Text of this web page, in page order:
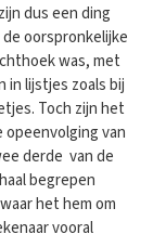
zijn dus een ding
oorspronkelijke
was, met
lijstjes zoals bij
Toch zijn het
van
derde van de
begrepen
het hem om
vooral